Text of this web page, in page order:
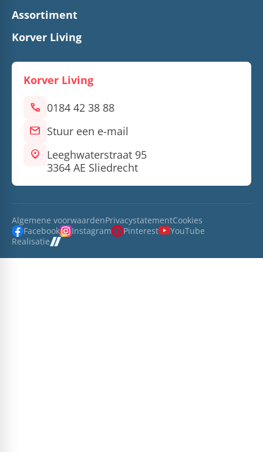
Assortiment
Korver Living
Korver Living
call 0184 42 38 88
mail Stuur een e-mail
location_on Leeghwaterstraat 95
3364 AE Sliedrecht
Algemene voorwaardenPrivacystatementCookies
Facebook
Instagram Pinterest
YouTube
Realisatie